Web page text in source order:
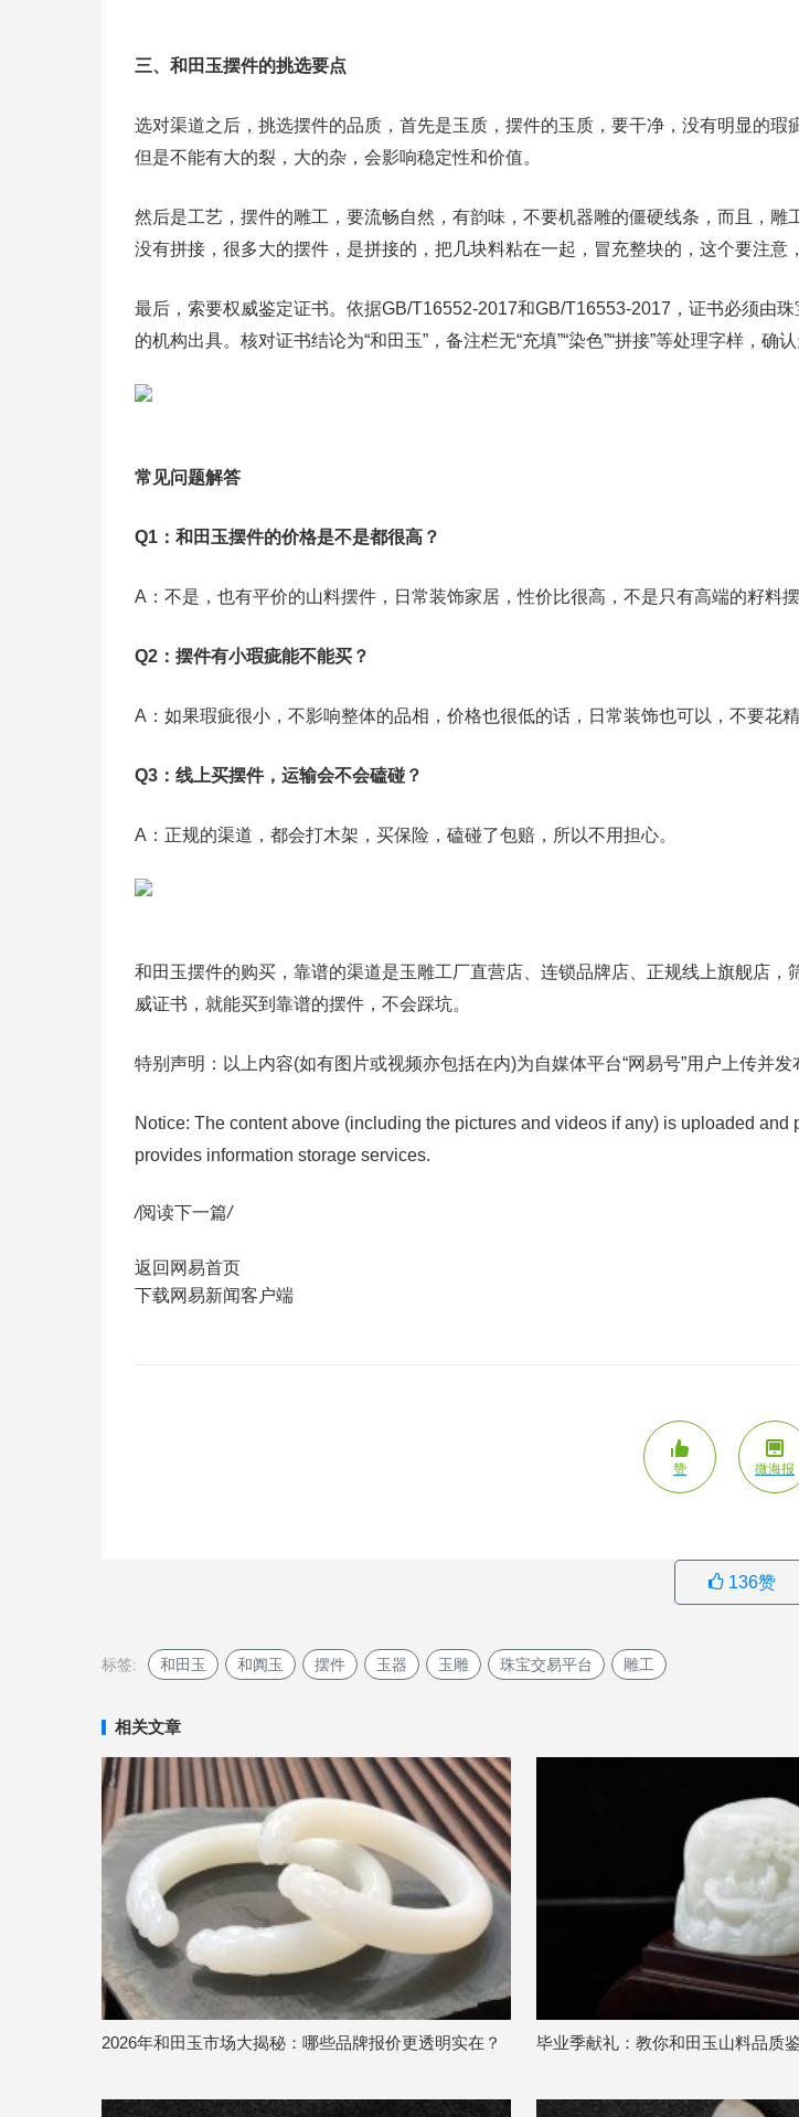
三、和田玉摆件的挑选要点
选对渠道之后，挑选摆件的品质，首先是玉质，摆件的玉质，要干净，没有明显的
但是不能有大的裂，大的杂，会影响稳定性和价值。
然后是工艺，摆件的雕工，要流畅自然，有韵味，不要机器雕的僵硬线条，而且，
没有拼接，很多大的摆件，是拼接的，把几块料粘在一起，冒充整块的，这个要注意
最后，索要权威鉴定证书。依据GB/T16552-2017和GB/T16553-2017，证书必须由
的机构出具。核对证书结论为“和田玉”，备注栏无“充填”“染色”“拼接”等处理字样，确
常见问题解答
Q1：和田玉摆件的价格是不是都很高？
A：不是，也有平价的山料摆件，日常装饰家居，性价比很高，不是只有高端的籽料摆
Q2：摆件有小瑕疵能不能买？
A：如果瑕疵很小，不影响整体的品相，价格也很低的话，日常装饰也可以，不要花精
Q3：线上买摆件，运输会不会磕碰？
A：正规的渠道，都会打木架，买保险，磕碰了包赔，所以不用担心。
和田玉摆件的购买，靠谱的渠道是玉雕工厂直营店、连锁品牌店、正规线上旗舰店
威证书，就能买到靠谱的摆件，不会踩坑。
特别声明：以上内容(如有图片或视频亦包括在内)为自媒体平台“网易号”用户上传并发
Notice: The content above (including the pictures and videos if any) is uploaded
provides information storage services.
/阅读下一篇/
返回网易首页
下载网易新闻客户端
赞 微海报
136赞
标签: 和田玉 和阗玉 摆件 玉器 玉雕 珠宝交易平台 雕工
相关文章
2026年和田玉市场大揭秘：哪些品牌报价更透明实在？ 毕业季献礼：教你和田玉山料品质